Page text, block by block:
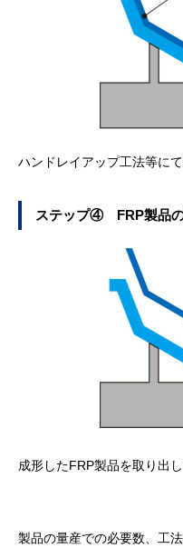
ハンドレイアップ工法等に
ステップ④ FRP製品
成形したFRP製品を取り出
製品の量産での必要数、工